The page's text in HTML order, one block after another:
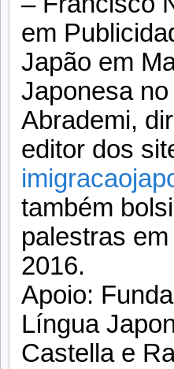
em
Japão em
Japonesa
Abrademi,
editor dos
também
palestras
2016.
Apoio:
Língua
Castella e